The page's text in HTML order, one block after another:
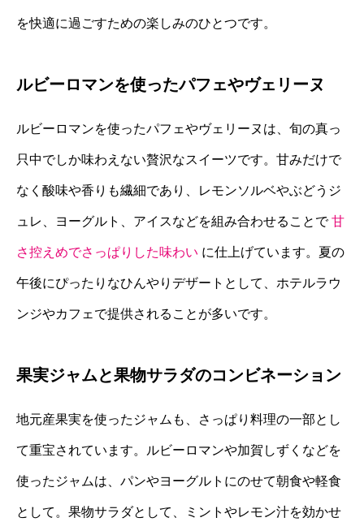
を快適に過ごすための楽しみのひとつです。
ルビーロマンを使ったパフェやヴェリーヌ
ルビーロマンを使ったパフェやヴェリーヌは、旬の真っ
只中でしか味わえない贅沢なスイーツです。甘みだけで
なく酸味や香りも繊細であり、レモンソルベやぶどうジ
ュレ、ヨーグルト、アイスなどを組み合わせることで甘
さ控えめでさっぱりした味わい に仕上げています。夏の
午後にぴったりなひんやりデザートとして、ホテルラウ
ンジやカフェで提供されることが多いです。
果実ジャムと果物サラダのコンビネーション
地元産果実を使ったジャムも、さっぱり料理の一部とし
て重宝されています。ルビーロマンや加賀しずくなどを
使ったジャムは、パンやヨーグルトにのせて朝食や軽食
として。果物サラダとして、ミントやレモン汁を効かせ